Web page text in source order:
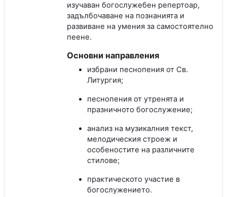
изучаван богослужебен репертоар,
задълбочаване на познанията и
развиване на умения за самостоятелно
пеене.
Основни направления
избрани песнопения от Св.
Литургия;
песнопения от утренята и
празничното богослужение;
анализ на музикалния текст,
мелодическия строеж и
особеностите на различните
стилове;
практическото участие в
богослужението.